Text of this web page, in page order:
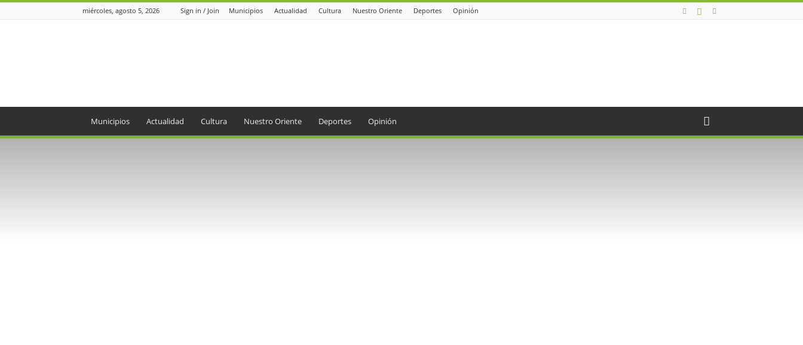
miércoles, agosto 5, 2026 Sign in / Join Municipios Actualidad Cultura Nuestro Oriente Deportes Opinión
Municipios Actualidad Cultura Nuestro Oriente Deportes Opinión